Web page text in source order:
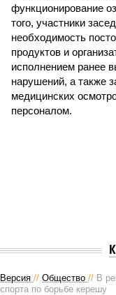
функционирование
того, участники
необходимость
продуктов и
исполнением ранее
нарушений, а также
медицинских
персоналом.
Версия // Общество // В
спорта по борьбе керешу